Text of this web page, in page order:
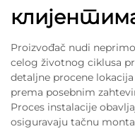
Proizvođač nudi
celog životnog ciklusa
detaljne procene
prema posebnim
Proces instalacije
osiguravaju tačnu